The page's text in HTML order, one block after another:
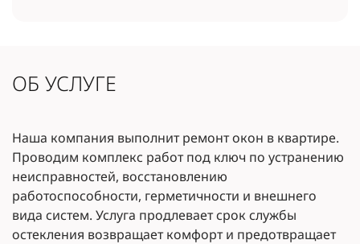
ОБ УСЛУГЕ
Наша компания выполнит ремонт окон в квартире.
Проводим комплекс работ под ключ по устранению
неисправностей, восстановлению
работоспособности, герметичности и внешнего
вида систем. Услуга продлевает срок службы
остекления возвращает комфорт и предотвращает